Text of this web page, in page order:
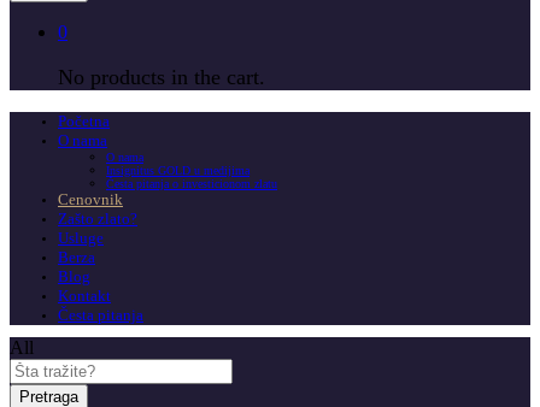
0
No products in the cart.
Početna
O nama
O nama
Insignitus GOLD u medijima
Česta pitanja o investicionom zlatu
Cenovnik
Zašto zlato?
Usluge
Berza
Blog
Kontakt
Česta pitanja
All
Pretraga